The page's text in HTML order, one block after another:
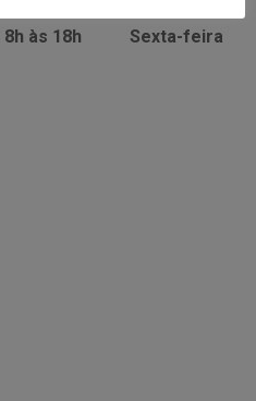
8h às 18h
Sexta-feira